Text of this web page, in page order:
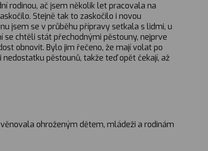
rodinou, ač jsem několik let pracovala na
Stejně tak to zaskočilo i novou
jsem se v průběhu přípravy setkala s lidmi, u
se chtěli stát přechodnými pěstouny, nejprve
obnovit. Bylo jim řečeno, že mají volat po
pěstounů, takže teď opět čekají, až
ohroženým dětem, mládeži a rodinám